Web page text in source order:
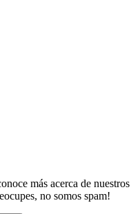
más acerca de nuestros
no somos spam!